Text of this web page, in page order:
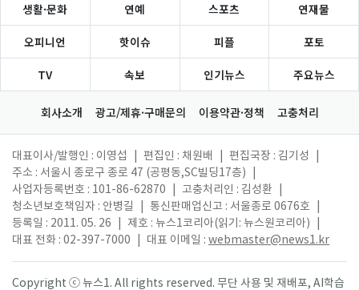
생활·문화 연예 스포츠 연재물
오피니언 핫이슈 피플 포토
TV 속보 인기뉴스 주요뉴스
회사소개 광고/제휴·구매문의 이용약관·정책 고충처리
대표이사/발행인 : 이영섭 편집인 : 채원배 편집국장 : 김기성
주소 : 서울시 종로구 종로 47 (공평동,SC빌딩17층)
사업자등록번호 : 101-86-62870
고충처리인 : 김성환
청소년보호책임자 : 안병길
통신판매업신고 : 서울종로 0676호
등록일 : 2011. 05. 26
제호 : 뉴스1코리아(읽기: 뉴스원코리아)
대표 전화 : 02-397-7000
대표 이메일 : webmaster@news1.kr
Copyright ⓒ 뉴스1. All rights reserved. 무단 사용 및 재배포, AI학습